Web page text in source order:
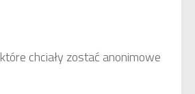
chciały zostać anonimowe